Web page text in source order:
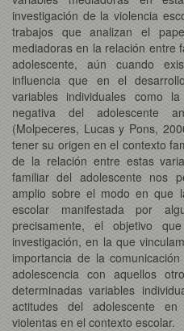
investigación de la violencia
trabajos que analizan el
mediadoras en la relación entre
adolescente, aún cuando
influencia que en el
variables individuales como
negativa del adolescente
(Molpeceres, Lucas y Pons,
tener su origen en el contexto
de la relación entre estas
familiar del adolescente nos
amplio sobre el modo en que
escolar manifestada por
precisamente, el objetivo
investigación, en la que
importancia de la
adolescencia con aquellos
determinadas variables
actitudes del adolescente
violentas en el contexto escolar.